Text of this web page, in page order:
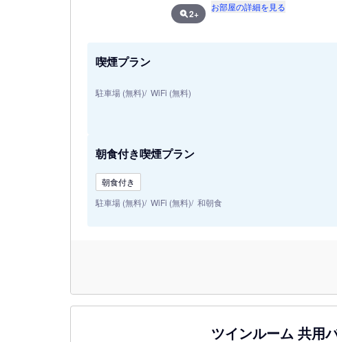
2+
お部屋の詳細を見る
喫煙プラン
駐車場 (無料) WiFi (無料)
朝食付き喫煙プラン
朝食付き
駐車場 (無料) WiFi (無料) 和朝食
ツインルーム 共用